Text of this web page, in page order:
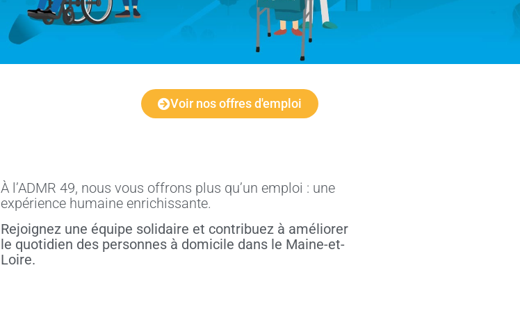
Voir nos offres d'emploi
À l’ADMR 49, nous vous offrons plus qu’un emploi : une
expérience humaine enrichissante.
Rejoignez une équipe solidaire et contribuez à améliorer
le quotidien des personnes à domicile dans le Maine-et-
Loire.